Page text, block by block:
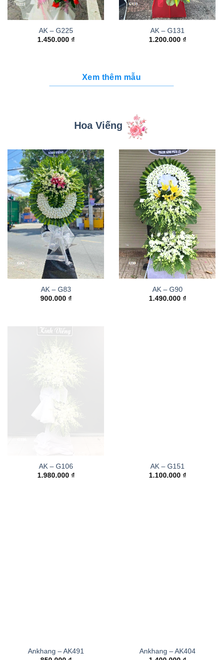
AK – G225
1.450.000 ₫
AK – G131
1.200.000 ₫
Xem thêm mẫu
Hoa Viếng
AK – G83
900.000 ₫
AK – G90
1.490.000 ₫
AK – G106
1.980.000 ₫
AK – G151
1.100.000 ₫
Ankhang – AK491
Ankhang – AK404